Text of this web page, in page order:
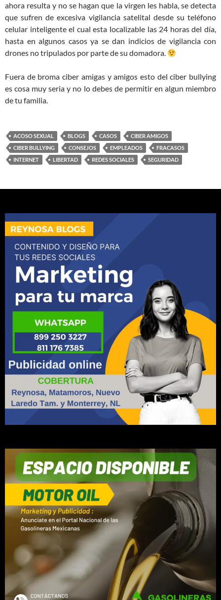
ahora resulta y no se hagan que la virgen les habla, se detecta
que sufren de excesiva vigilancia satelital desde su teléfono
celular inteligente el cual esta localizable las 24 horas del día,
hasta en algunos casos ya se dan indicios de vigilancia con
drones no tripulados por parte de su domadora.
Fuera de broma ciber amigas y amigos esto del ciber bullying
es cosa muy seria y no lo debes de permitir en algun miembro
de tu familia.
ACOSO SEXUAL BLOGS CASOS
CIBER AMIGOS
CIBER BULLYING
CONSEJOS EMPLEADOS
FRACASOS
INTERNET
LIBERTAD REDES SOCIALES SEGURIDAD